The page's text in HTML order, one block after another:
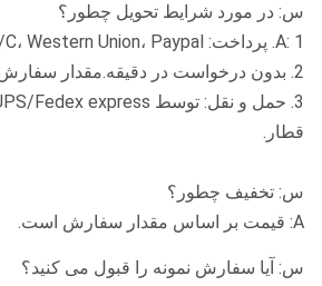
س: در مورد شرایط تحویل چطور؟
A: 1. پرداخت: T/T، L/C، Western Union، Paypal.
2. بدون درخواست در دقیقه.مقدار سفارش.
قطار.
س: تخفیف چطور؟
A: قیمت بر اساس مقدار سفارش است.
س: آیا سفارش نمونه را قبول می کنید؟